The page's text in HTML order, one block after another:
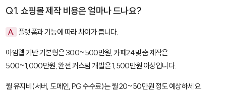
Q1. 쇼핑몰 제작 비용은 얼마나 드나요?
A. 플랫폼과 기능에 따라 차이가 큽니다.
아임웹 기반 기본형은 300~500만원,카페24맞춤 제작은
500~1,000만원, 완전 커스텀 개발은 1,500만원 이상입니다.
월 유지비(서버, 도메인, PG 수수료)는 월 20~50만원 정도 예상하세요.